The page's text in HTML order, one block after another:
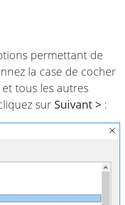
permettant de
la case de cocher
et tous les autres
sur Suivant > :